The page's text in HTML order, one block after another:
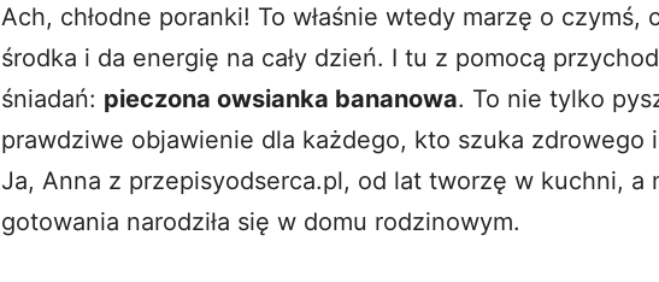
Ach, chłodne poranki! To właśnie wtedy marzę o czymś,
środka i da energię na cały dzień. I tu z pomocą
śniadań: pieczona owsianka bananowa. To nie tylko
prawdziwe objawienie dla każdego, kto szuka zdrowego i
Ja, Anna z przepisyodserca.pl, od lat tworzę w kuchni, a
gotowania narodziła się w domu rodzinowym.